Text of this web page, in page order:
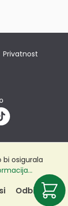
Privatnost
bi osigurala
Odbij